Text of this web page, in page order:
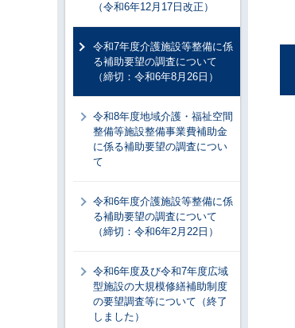
（令和6年12月17日改正）
令和7年度介護施設等整備に係
る補助要望の調査について
（締切：令和6年8月26日）
令和8年度地域介護・福祉空間
整備等施設整備事業費補助金
に係る補助要望の調査につい
て
令和6年度介護施設等整備に係
る補助要望の調査について
（締切：令和6年2月22日）
令和6年度及び令和7年度広域
型施設の大規模修繕補助制度
の要望調査等について（終了
しました）